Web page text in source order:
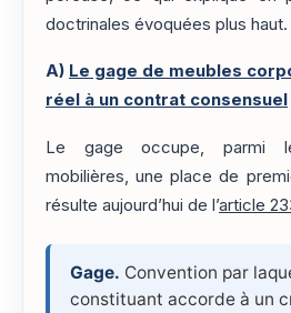
doctrinales évoquées plus haut.
A) Le gage de meubles
réel à un contrat consensuel
Le gage occupe, parmi
mobilières, une place de
résulte aujourd’hui de l’article
Gage. Convention par
constituant accorde à un